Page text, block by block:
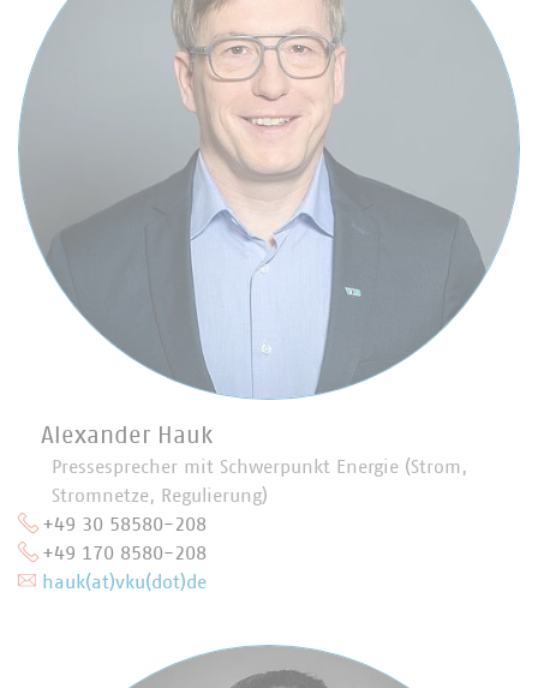
Alexander Hauk
Pressesprecher mit Schwerpunkt Energie (Strom,
Stromnetze, Regulierung)
+49 30 58580-208
+49 170 8580-208
hauk(at)vku(dot)de